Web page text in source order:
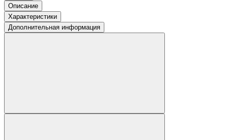
Описание
Характеристики
Дополнительная информация